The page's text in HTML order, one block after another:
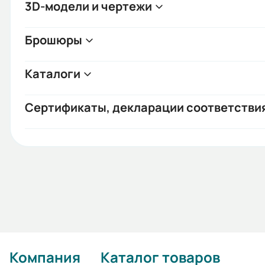
3D-модели и чертежи
Брошюры
Каталоги
Сертификаты, декларации
Компания Каталог товаров